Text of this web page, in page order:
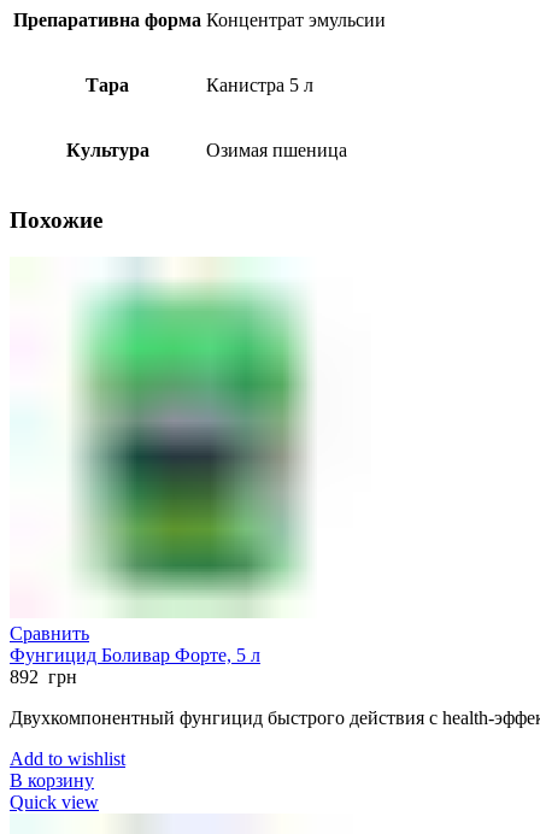
Препаративна форма Концентрат эмульсии
Тара Канистра 5 л
Культура Озимая пшеница
Похожие
Сравнить
Фунгицид Боливар Форте, 5 л
892 грн
Двухкомпонентный фунгицид быстрого действия с health-
Add to wishlist
В корзину
Quick view